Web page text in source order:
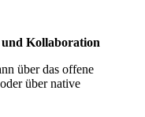
Kollaboration
über das offene
über native